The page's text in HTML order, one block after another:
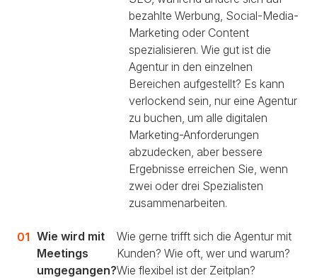
bezahlte Werbung, Social-Media-
Marketing oder Content
spezialisieren. Wie gut ist die
Agentur in den einzelnen
Bereichen aufgestellt? Es kann
verlockend sein, nur eine Agentur
zu buchen, um alle digitalen
Marketing-Anforderungen
abzudecken, aber bessere
Ergebnisse erreichen Sie, wenn
zwei oder drei Spezialisten
zusammenarbeiten.
Wie wird mit
Meetings
umgegangen?
Wie gerne trifft sich die Agentur mit
Kunden? Wie oft, wer und warum?
Wie flexibel ist der Zeitplan?